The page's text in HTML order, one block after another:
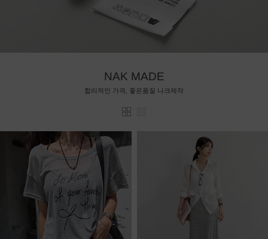
NAK MADE
합리적인 가격, 좋은품질 나크제작